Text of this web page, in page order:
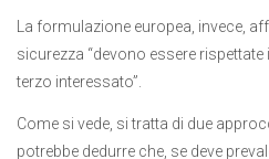
La formulazione europea, invece,
sicurezza “devono essere
terzo interessato”.
Come si vede, si tratta di due
potrebbe dedurre che, se deve